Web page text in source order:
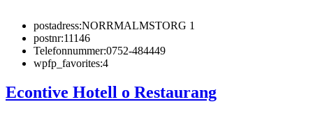
postadress:NORRMALMSTORG 1
postnr:11146
Telefonnummer:0752-484449
wpfp_favorites:4
Econtive Hotell o Restaurang